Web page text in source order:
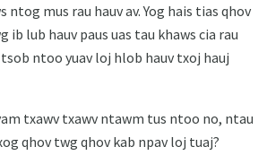
ntog mus rau hauv av. Yog hais tias qhov
ib lub hauv paus uas tau khaws cia rau
tsob ntoo yuav loj hlob hauv txoj hauj
txawv txawv ntawm tus ntoo no, ntau
qhov twg qhov kab npav loj tuaj?